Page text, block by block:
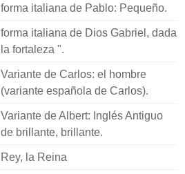
forma italiana de Pablo: Pequeño.
forma italiana de Dios Gabriel, dada
la fortaleza ".
Variante de Carlos: el hombre
(variante española de Carlos).
Variante de Albert: Inglés Antiguo
de brillante, brillante.
Rey, la Reina